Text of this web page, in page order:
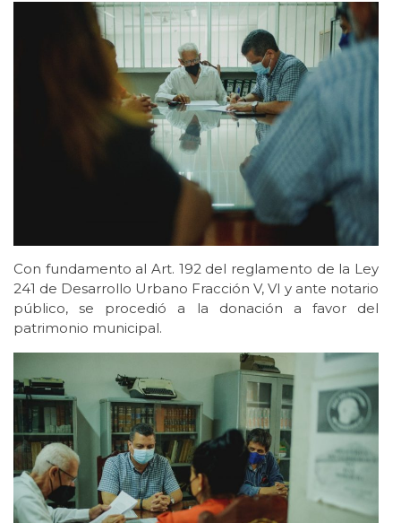
Con fundamento al Art. 192 del reglamento de la Ley
241 de Desarrollo Urbano Fracción V, VI y ante notario
público, se procedió a la donación a favor del
patrimonio municipal.